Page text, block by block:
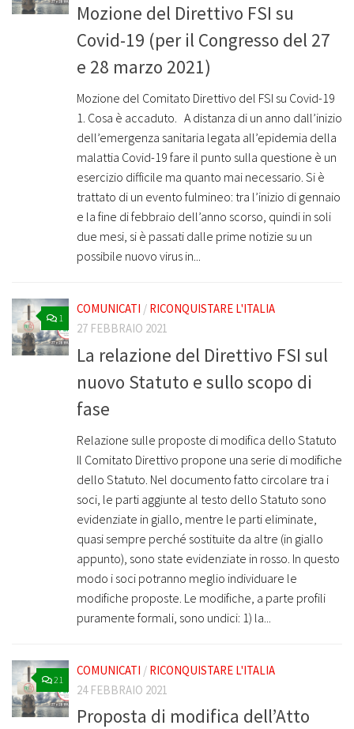
Mozione del Direttivo FSI su
Covid-19 (per il Congresso del 27
e 28 marzo 2021)
Mozione del Comitato Direttivo del FSI su Covid-19
1. Cosa è accaduto. A distanza di un anno dall’inizio
dell’emergenza sanitaria legata all’epidemia della
malattia Covid-19 fare il punto sulla questione è un
esercizio difficile ma quanto mai necessario. Si è
trattato di un evento fulmineo: tra l’inizio di gennaio
e la fine di febbraio dell’anno scorso, quindi in soli
due mesi, si è passati dalle prime notizie su un
possibile nuovo virus in...
1
COMUNICATI / RICONQUISTARE L'ITALIA
27 FEBBRAIO 2021
La relazione del Direttivo FSI sul
nuovo Statuto e sullo scopo di
fase
Relazione sulle proposte di modifica dello Statuto
Il Comitato Direttivo propone una serie di modifiche
dello Statuto. Nel documento fatto circolare tra i
soci, le parti aggiunte al testo dello Statuto sono
evidenziate in giallo, mentre le parti eliminate,
quasi sempre perché sostituite da altre (in giallo
appunto), sono state evidenziate in rosso. In questo
modo i soci potranno meglio individuare le
modifiche proposte. Le modifiche, a parte profili
puramente formali, sono undici: 1) la...
21
COMUNICATI / RICONQUISTARE L'ITALIA
24 FEBBRAIO 2021
Proposta di modifica dell’Atto